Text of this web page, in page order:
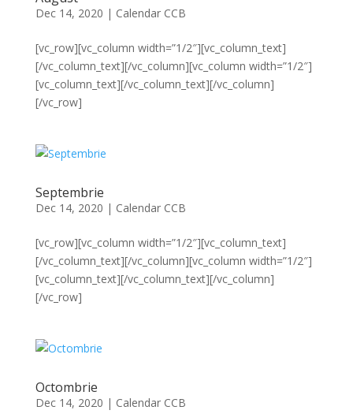
Dec 14, 2020 | Calendar CCB
[vc_row][vc_column width=”1/2″][vc_column_text]
[/vc_column_text][/vc_column][vc_column width=”1/2″]
[vc_column_text][/vc_column_text][/vc_column]
[/vc_row]
Septembrie
Dec 14, 2020 | Calendar CCB
[vc_row][vc_column width=”1/2″][vc_column_text]
[/vc_column_text][/vc_column][vc_column width=”1/2″]
[vc_column_text][/vc_column_text][/vc_column]
[/vc_row]
Octombrie
Dec 14, 2020 | Calendar CCB